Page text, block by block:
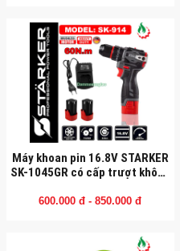
Máy khoan pin 16.8V STARKER
SK-1045GR có cấp trượt không
600.000 đ - 850.000 đ